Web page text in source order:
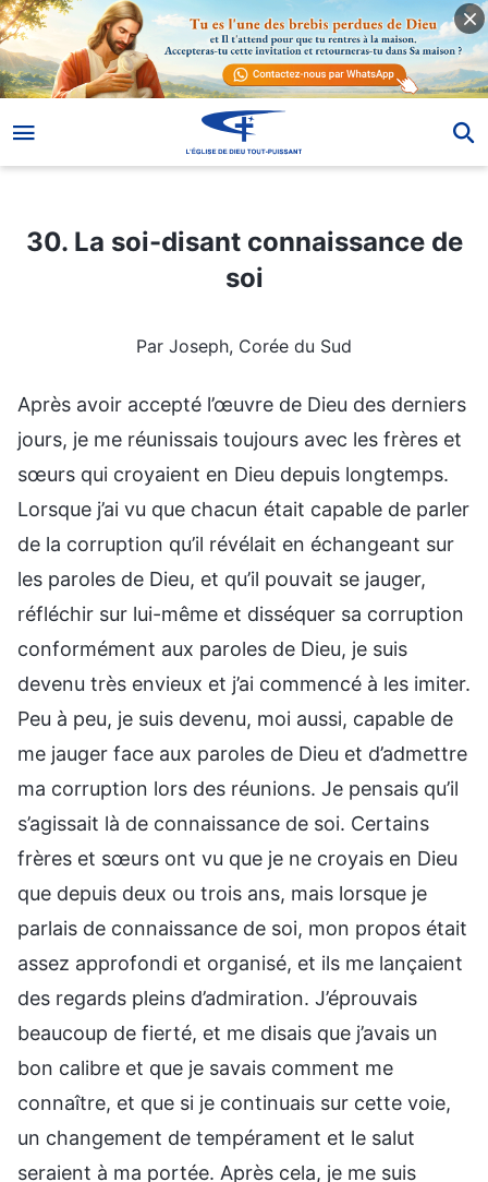
30. La soi-disant connaissance de soi
30. La soi-disant connaissance de
soi
Par Joseph, Corée du Sud
Après avoir accepté l’œuvre de Dieu des derniers
jours, je me réunissais toujours avec les frères et
sœurs qui croyaient en Dieu depuis longtemps.
Lorsque j’ai vu que chacun était capable de parler
de la corruption qu’il révélait en échangeant sur
les paroles de Dieu, et qu’il pouvait se jauger,
réfléchir sur lui-même et disséquer sa corruption
conformément aux paroles de Dieu, je suis
devenu très envieux et j’ai commencé à les imiter.
Peu à peu, je suis devenu, moi aussi, capable de
me jauger face aux paroles de Dieu et d’admettre
ma corruption lors des réunions. Je pensais qu’il
s’agissait là de connaissance de soi. Certains
frères et sœurs ont vu que je ne croyais en Dieu
que depuis deux ou trois ans, mais lorsque je
parlais de connaissance de soi, mon propos était
assez approfondi et organisé, et ils me lançaient
des regards pleins d’admiration. J’éprouvais
beaucoup de fierté, et me disais que j’avais un
bon calibre et que je savais comment me
connaître, et que si je continuais sur cette voie,
un changement de tempérament et le salut
seraient à ma portée. Après cela, je me suis